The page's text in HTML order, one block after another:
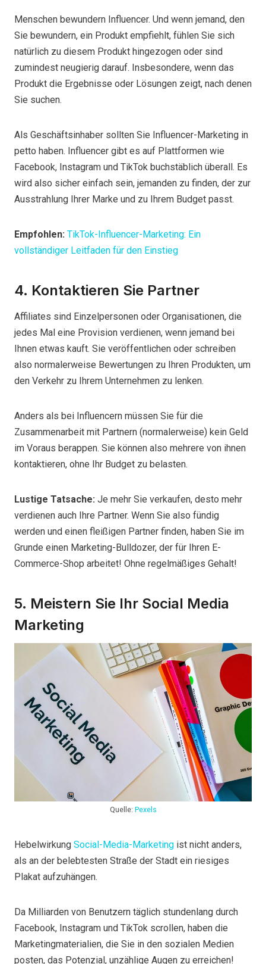
Menschen bewundern Influencer. Und wenn jemand, den
Sie bewundern, ein Produkt empfiehlt, fühlen Sie sich
natürlich zu diesem Produkt hingezogen oder sind
zumindest neugierig darauf. Insbesondere, wenn das
Produkt die Ergebnisse oder Lösungen zeigt, nach denen
Sie suchen.
Als Geschäftsinhaber sollten Sie Influencer-Marketing in
petto haben. Influencer gibt es auf Plattformen wie
Facebook, Instagram und TikTok buchstäblich überall. Es
wird also sicher einfach sein, jemanden zu finden, der zur
Ausstrahlung Ihrer Marke und zu Ihrem Budget passt.
Empfohlen: TikTok-Influencer-Marketing: Ein
vollständiger Leitfaden für den Einstieg
4. Kontaktieren Sie Partner
Affiliates sind Einzelpersonen oder Organisationen, die
jedes Mal eine Provision verdienen, wenn jemand bei
Ihnen etwas kauft. Sie veröffentlichen oder schreiben
also normalerweise Bewertungen zu Ihren Produkten, um
den Verkehr zu Ihrem Unternehmen zu lenken.
Anders als bei Influencern müssen Sie für die
Zusammenarbeit mit Partnern (normalerweise) kein Geld
im Voraus berappen. Sie können also mehrere von ihnen
kontaktieren, ohne Ihr Budget zu belasten.
Lustige Tatsache: Je mehr Sie verkaufen, desto mehr
verdienen auch Ihre Partner. Wenn Sie also fündig
werden und einen fleißigen Partner finden, haben Sie im
Grunde einen Marketing-Bulldozer, der für Ihren E-
Commerce-Shop arbeitet! Ohne regelmäßiges Gehalt!
5. Meistern Sie Ihr Social Media
Marketing
Quelle: Pexels
Hebelwirkung Social-Media-Marketing ist nicht anders,
als an der belebtesten Straße der Stadt ein riesiges
Plakat aufzuhängen.
Da Milliarden von Benutzern täglich stundenlang durch
Facebook, Instagram und TikTok scrollen, haben die
Marketingmaterialien, die Sie in den sozialen Medien
posten, das Potenzial, unzählige Augen zu erreichen!